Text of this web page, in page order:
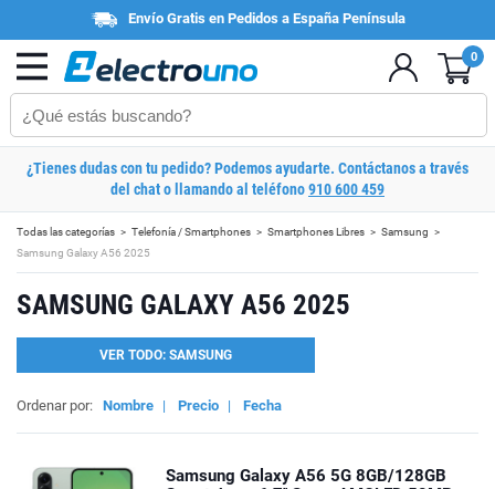
Envío Gratis en Pedidos a España Península
0
¿Tienes dudas con tu pedido? Podemos ayudarte. Contáctanos a través
del chat o llamando al teléfono910 600 459
Todas las categorías Telefonía / Smartphones Smartphones Libres
Samsung
Samsung Galaxy A56 2025
SAMSUNG GALAXY A56 2025
VER TODO: SAMSUNG
Ordenar por: Nombre | Precio | Fecha
Samsung Galaxy A56 5G 8GB/128GB